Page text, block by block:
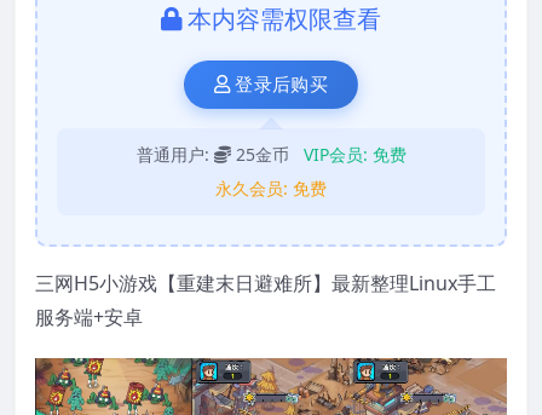
本内容需权限查看
登录后购买
普通用户: 25金币 VIP会员: 免费
永久会员: 免费
三网H5小游戏【重建末日避难所】最新整理Linux手工
服务端+安卓